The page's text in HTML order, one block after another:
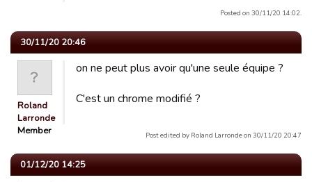
Posted on 30/11/20 14:02.
30/11/20 20:46
Roland
Larronde
Member
on ne peut plus avoir qu'une seule équipe ?
C'est un chrome modifié ?
Post edited by Roland Larronde on 30/11/20 20:47
01/12/20 14:25